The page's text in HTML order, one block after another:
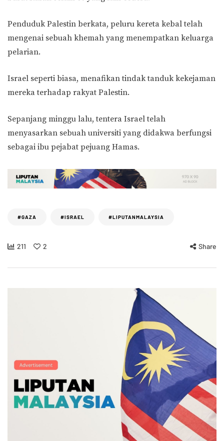
Penduduk Palestin berkata, peluru kereta kebal telah
mengenai sebuah khemah yang menempatkan keluarga
pelarian.
Israel seperti biasa, menafikan tindak tanduk kekejaman
mereka terhadap rakyat Palestin.
Sepanjang minggu lalu, tentera Israel telah
menyasarkan sebuah universiti yang didakwa berfungsi
sebagai ibu pejabat pejuang Hamas.
#GAZA #ISRAEL #LIPUTANMALAYSIA
211 2 Share